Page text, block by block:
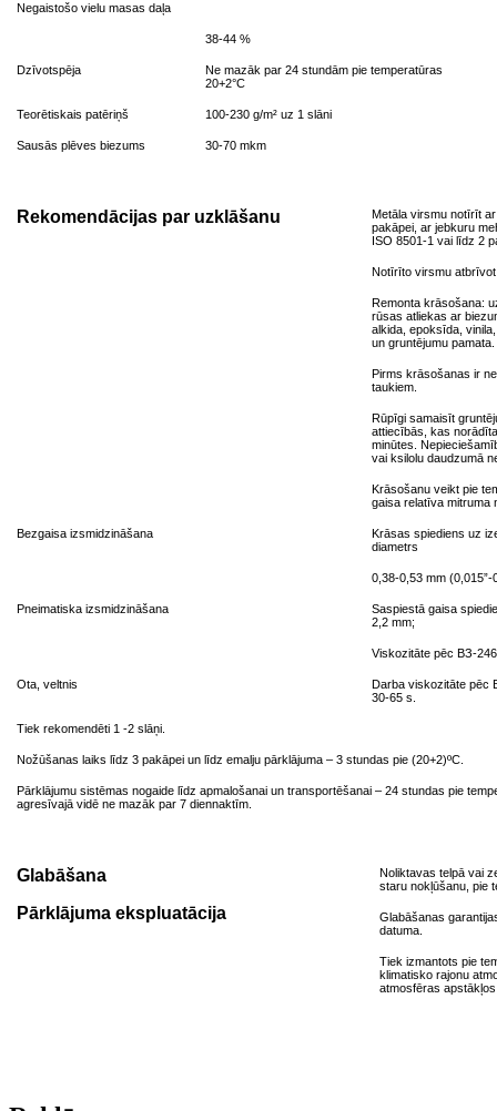
Negaistošo vielu masas daļa
38-44 %
Dzīvotspēja
Ne mazāk par 24 stundām pie temperatūras
20+2°C
Teorētiskais patēriņš 100-230 g/m² uz 1 slāni
Sausās plēves biezums 30-70 mkm
Rekomendācijas par uzklāšanu
Metāla virsmu notīrīt
pakāpei, ar jebkuru
ISO 8501-1 vai līdz 2
Notīrīto virsmu
Remonta krāsošana:
rūsas atliekas ar
alkida, epoksīda,
un gruntējumu pamata.
Pirms krāsošanas ir
taukiem.
Rūpīgi samaisīt
attiecībās, kas
minūtes.
vai ksilolu daudzumā
Krāsošanu veikt pie
gaisa relatīva mitruma
Bezgaisa izsmidzināšana
Krāsas spiediens uz
diametrs
0,38-0,53 mm (0,015”-
Pneimatiska izsmidzināšana
Saspiestā gaisa
2,2 mm;
Viskozitāte pēc ВЗ-
Ota, veltnis
Darba viskozitāte pēc
30-65 s.
Tiek rekomendēti 1 -2 slāņi.
Nožūšanas laiks līdz 3 pakāpei un līdz emalju pārklājuma – 3 stundas pie (20+2)ºС.
Pārklājumu sistēmas nogaide līdz apmalošanai un transportēšanai – 24 stundas pie
agresīvajā vidē ne mazāk par 7 diennaktīm.
Glabāšana
Pārklājuma ekspluatācija
Noliktavas telpā vai
staru nokļūšanu, pie
Glabāšanas
datuma.
Tiek izmantots pie
klimatisko rajonu
atmosfēras